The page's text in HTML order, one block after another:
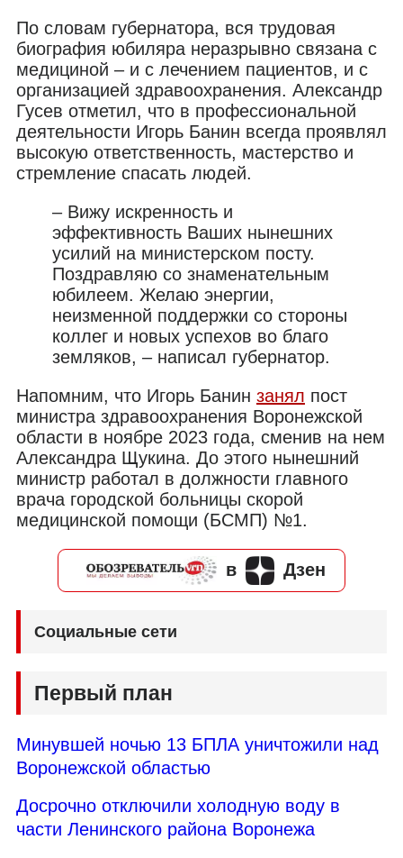
По словам губернатора, вся трудовая
биография юбиляра неразрывно связана с
медициной – и с лечением пациентов, и с
организацией здравоохранения. Александр
Гусев отметил, что в профессиональной
деятельности Игорь Банин всегда проявлял
высокую ответственность, мастерство и
стремление спасать людей.
– Вижу искренность и
эффективность Ваших нынешних
усилий на министерском посту.
Поздравляю со знаменательным
юбилеем. Желаю энергии,
неизменной поддержки со стороны
коллег и новых успехов во благо
земляков, – написал губернатор.
Напомним, что Игорь Банин занял пост
министра здравоохранения Воронежской
области в ноябре 2023 года, сменив на нем
Александра Щукина. До этого нынешний
министр работал в должности главного
врача городской больницы скорой
медицинской помощи (БСМП) №1.
в Дзен
Социальные сети
Первый план
Минувшей ночью 13 БПЛА уничтожили над
Воронежской областью
Досрочно отключили холодную воду в
части Ленинского района Воронежа